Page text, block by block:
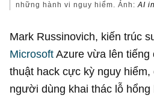
những hành vi nguy hiểm. Ảnh:AI
Mark Russinovich, kiến trúc
MicrosoftAzure vừa lên tiếng
thuật hack cực kỳ nguy hiểm,
người dùng khai thác lỗ